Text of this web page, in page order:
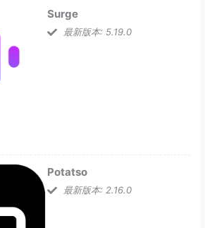
Surge
最新版本: 5.19.0
Potatso
最新版本: 2.16.0